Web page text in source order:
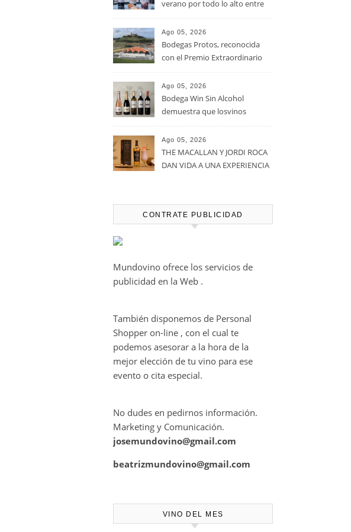
verano por todo lo alto entre
Ago 05, 2026
Bodegas Protos, reconocida
con el Premio Extraordinario
casi un siglo de excelencia
vitivinícola
Ago 05, 2026
Bodega Win Sin Alcohol
demuestra que losvinos
calidadcomienzan a diseñarse
en el viñedo
Ago 05, 2026
THE MACALLAN Y JORDI ROCA
DAN VIDA A UNA EXPERIENCIA
HARMONY COLLECTION
CONTRATE PUBLICIDAD
Mundovino ofrece los servicios de
publicidad en la Web .
También disponemos de Personal
Shopper on-line , con el cual te
podemos asesorar a la hora de la
mejor elección de tu vino para ese
evento o cita especial.
No dudes en pedirnos información.
Marketing y Comunicación.
josemundovino@gmail.com
beatrizmundovino@gmail.com
VINO DEL MES